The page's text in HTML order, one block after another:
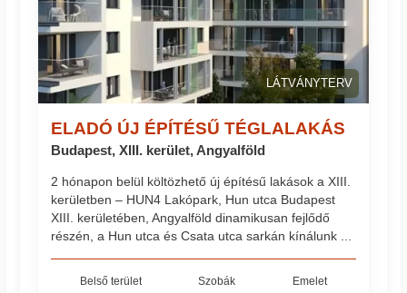
LÁTVÁNYTERV
ELADÓ ÚJ ÉPÍTÉSŰ TÉGLALAKÁS
Budapest, XIII. kerület, Angyalföld
2 hónapon belül költözhető új építésű lakások a XIII.
kerületben – HUN4 Lakópark, Hun utca Budapest
XIII. kerületében, Angyalföld dinamikusan fejlődő
részén, a Hun utca és Csata utca sarkán kínálunk ...
Belső terület Szobák Emelet